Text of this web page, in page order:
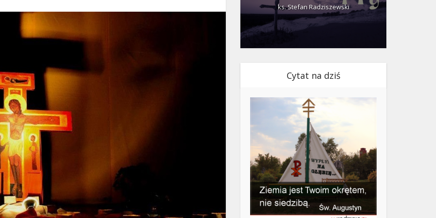
ks. Stefan Radziszewski
Cytat na dziś